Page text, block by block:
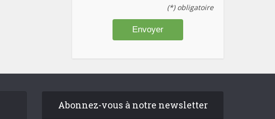
(*) obligatoire
Abonnez-vous à notre newsletter